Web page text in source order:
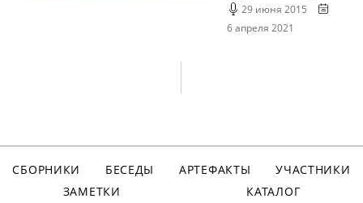
29 июня 2015
6 апреля 2021
СБОРНИКИ БЕСЕДЫ АРТЕФАКТЫ
УЧАСТНИКИ
ЗАМЕТКИ
КАТАЛОГ